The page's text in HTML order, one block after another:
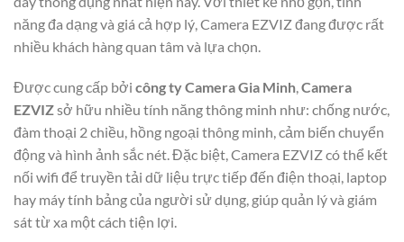
năng đa dạng và giá cả hợp lý, Camera EZVIZ đang được rất
nhiều khách hàng quan tâm và lựa chọn.
Được cung cấp bởi công ty Camera Gia Minh,Camera
EZVIZsở hữu nhiều tính năng thông minh như: chống nước,
đàm thoại 2 chiều, hồng ngoại thông minh, cảm biến chuyển
động và hình ảnh sắc nét. Đặc biệt, Camera EZVIZ có thể kết
nối wifi để truyền tải dữ liệu trực tiếp đến điện thoại, laptop
hay máy tính bảng của người sử dụng, giúp quản lý và giám
sát từ xa một cách tiện lợi.